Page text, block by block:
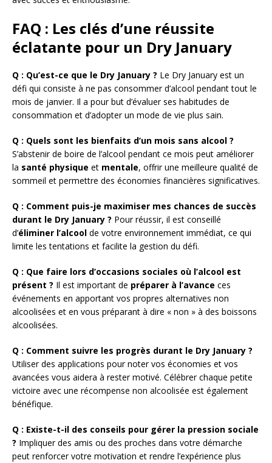
FAQ : Les clés d’une réussite
éclatante pour un Dry January
Q : Qu’est-ce que le Dry January ? Le Dry January est un
défi qui consiste à ne pas consommer d’alcool pendant tout le
mois de janvier. Il a pour but d’évaluer ses habitudes de
consommation et d’adopter un mode de vie plus sain.
Q : Quels sont les bienfaits d’un mois sans alcool ?
S’abstenir de boire de l’alcool pendant ce mois peut améliorer
la santé physique et mentale, offrir une meilleure qualité de
sommeil et permettre des économies financières significatives.
Q : Comment puis-je maximiser mes chances de succès
durant le Dry January ? Pour réussir, il est conseillé
d’éliminer l’alcool de votre environnement immédiat, ce qui
limite les tentations et facilite la gestion du défi.
Q : Que faire lors d’occasions sociales où l’alcool est
présent ? Il est important de préparer à l’avance ces
événements en apportant vos propres alternatives non
alcoolisées et en vous préparant à dire « non » à des boissons
alcoolisées.
Q : Comment suivre les progrès durant le Dry January ?
Utiliser des applications pour noter vos économies et vos
avancées vous aidera à rester motivé. Célébrer chaque petite
victoire avec une récompense non alcoolisée est également
bénéfique.
Q : Existe-t-il des conseils pour gérer la pression sociale
? Impliquer des amis ou des proches dans votre démarche
peut renforcer votre motivation et rendre l’expérience plus